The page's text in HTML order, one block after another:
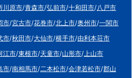
川原市/青森市/弘前市/十和田市/八戸市
市/宮古市/花巻市/北上市/奥州市/一関市
市/秋田市/大仙市/横手市/由利本荘市
江市/東根市/天童市/山形市/上山市
市/南相馬市/二本松市/会津若松市/郡山